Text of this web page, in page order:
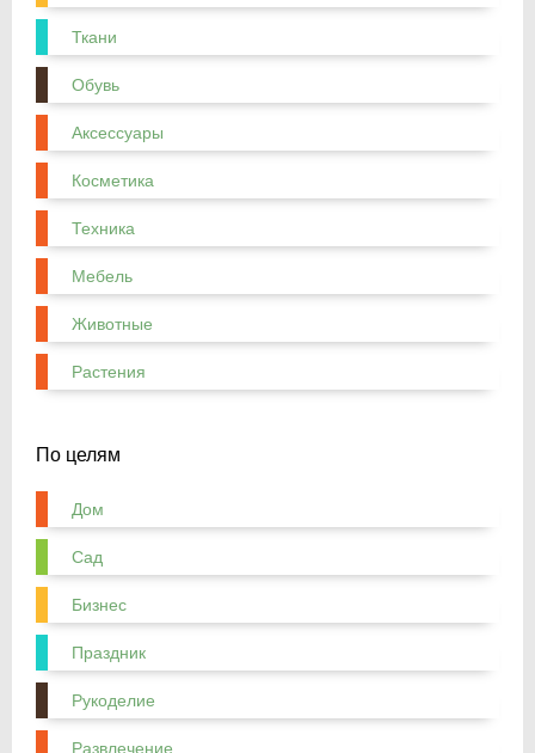
Ткани
Обувь
Аксессуары
Косметика
Техника
Мебель
Животные
Растения
По целям
Дом
Сад
Бизнес
Праздник
Рукоделие
Развлечение